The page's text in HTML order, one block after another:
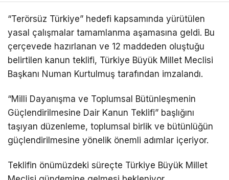
“Terörsüz Türkiye” hedefi kapsamında yürütülen
yasal çalışmalar tamamlanma aşamasına geldi. Bu
çerçevede hazırlanan ve 12 maddeden oluştuğu
belirtilen kanun teklifi, Türkiye Büyük Millet Meclisi
Başkanı Numan Kurtulmuş tarafından imzalandı.
“Milli Dayanışma ve Toplumsal Bütünleşmenin
Güçlendirilmesine Dair Kanun Teklifi” başlığını
taşıyan düzenleme, toplumsal birlik ve bütünlüğün
güçlendirilmesine yönelik önemli adımlar içeriyor.
Teklifin önümüzdeki süreçte Türkiye Büyük Millet